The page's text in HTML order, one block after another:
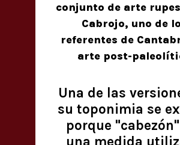
conjunto de arte
Cabrojo, uno de
referentes de
arte post-
Una de las
su toponimia se
porque
una medida